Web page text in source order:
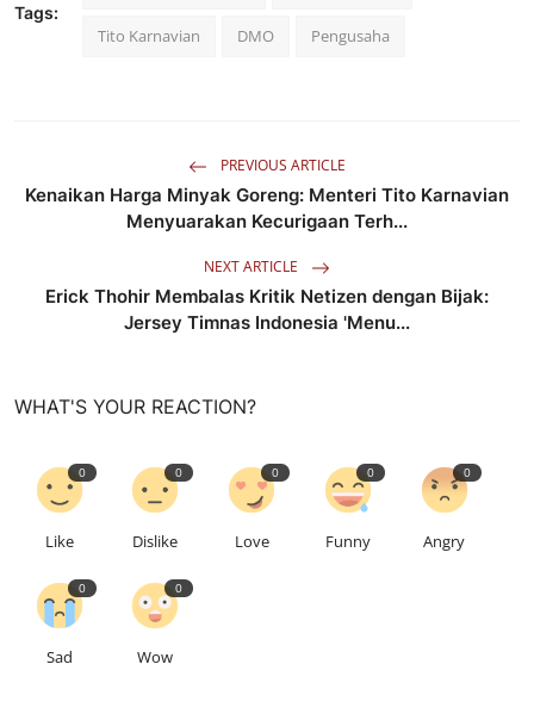
Tags:
Tito Karnavian DMO Pengusaha
PREVIOUS ARTICLE
Kenaikan Harga Minyak Goreng: Menteri Tito Karnavian
Menyuarakan Kecurigaan Terh...
NEXT ARTICLE
Erick Thohir Membalas Kritik Netizen dengan Bijak:
Jersey Timnas Indonesia 'Menu...
WHAT'S YOUR REACTION?
0
Like
0
Dislike
0
Love
0
Funny
0
Angry
0
Sad
0
Wow